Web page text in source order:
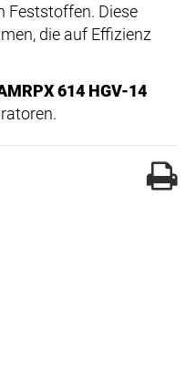
Feststoffen. Diese
die auf Effizienz
614 HGV-14